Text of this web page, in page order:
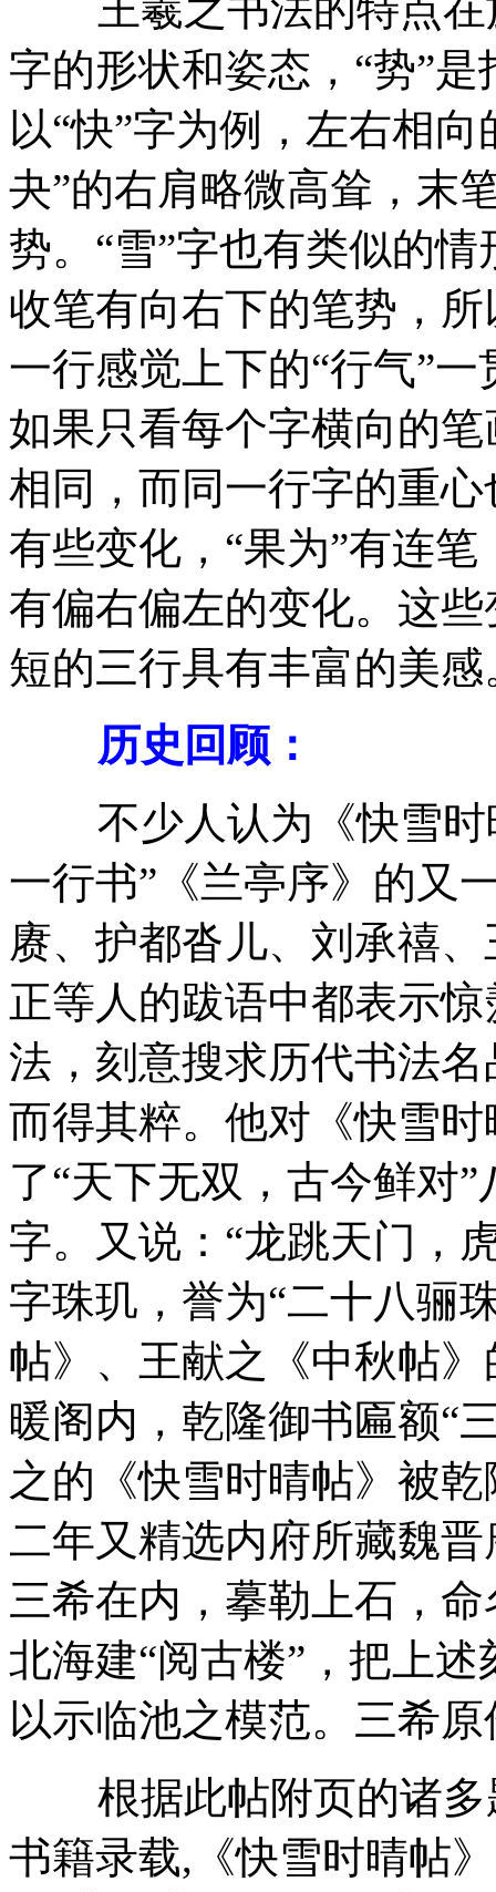
王羲之书法的特点在
字的形状和姿态，“势”
以“快”字为例，左右相
夬”的右肩略微高耸，末
势。“雪”字也有类似的
收笔有向右下的笔势，
一行感觉上下的“行气”
如果只看每个字横向的
相同，而同一行字的重
有些变化，“果为”有连
有偏右偏左的变化。这
短的三行具有丰富的美感
历史回顾：
不少人认为《快雪时
一行书”《兰亭序》的又
赓、护都沓儿、刘承禧
正等人的跋语中都表示
法，刻意搜求历代书法
而得其粹。他对《快雪
了“天下无双，古今鲜对
字。又说：“龙跳天门，
字珠玑，誉为“二十八骊
帖》、王献之《中秋帖
暖阁内，乾隆御书匾额“
之的《快雪时晴帖》被
二年又精选内府所藏魏
三希在内，摹勒上石，
北海建“阅古楼”，把上
以示临池之模范。三希
根据此帖附页的诸多
书籍录载,《快雪时晴帖